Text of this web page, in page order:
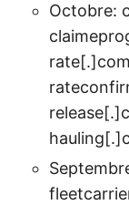
Octobre: